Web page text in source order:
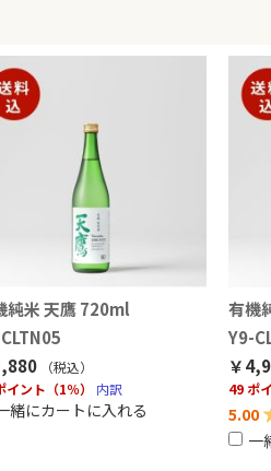
純米 天鷹 720ml
（税込）
イント（1％）
内訳
緒にカートに入れる
有機
Y9-
￥
49 ポ
評価:
5.00
一